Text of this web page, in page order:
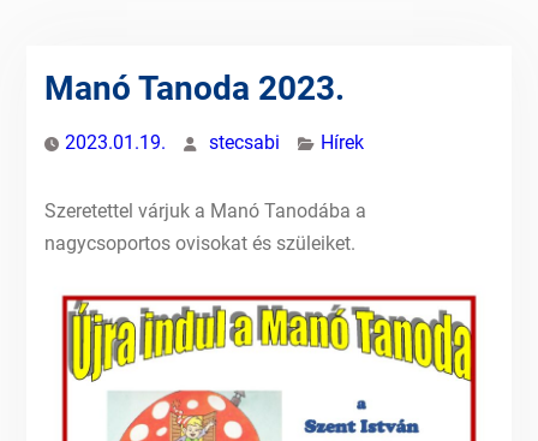
Manó Tanoda 2023.
2023.01.19. stecsabi Hírek
Szeretettel várjuk a Manó Tanodába a
nagycsoportos ovisokat és szüleiket.